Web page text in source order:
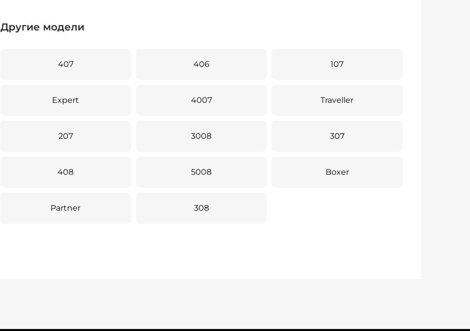
Другие модели
407 406 107
Expert 4007 Traveller
207 3008 307
408 5008 Boxer
Partner 308